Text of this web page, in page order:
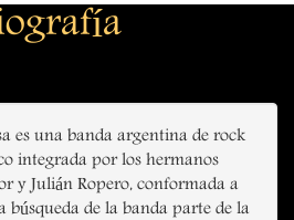
es una banda argentina de rock
integrada por los hermanos
y Julián Ropero, conformada a
de la banda parte de la